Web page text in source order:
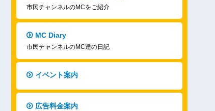
市民チャンネルのMCをご紹介
MC Diary
市民チャンネルのMC達の日記
イベント案内
広告料金案内